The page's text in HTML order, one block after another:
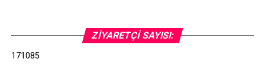
ZIYARETÇI SAYISI:
171085